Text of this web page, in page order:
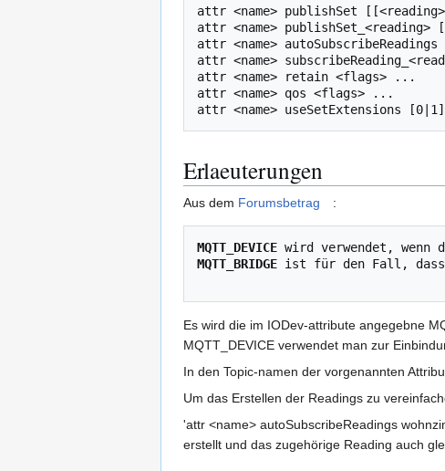
attr <name> publishSet
attr <name> publishSet_<reading>
attr <name>
attr <name>
attr <name> retain <flags> ...
attr <name> qos <flags> ...
Erlaeuterungen
Aus dem Forumsbetrag :
MQTT_DEVICE
MQTT_BRIDGE ist für den Fall, dass
Es wird die im IODev-attribute angegebne
MQTT_DEVICE verwendet man zur
In den Topic-namen der vorgenannten
Um das Erstellen der Readings zu
'attr <name> autoSubscribeReadings
erstellt und das zugehörige Reading auch